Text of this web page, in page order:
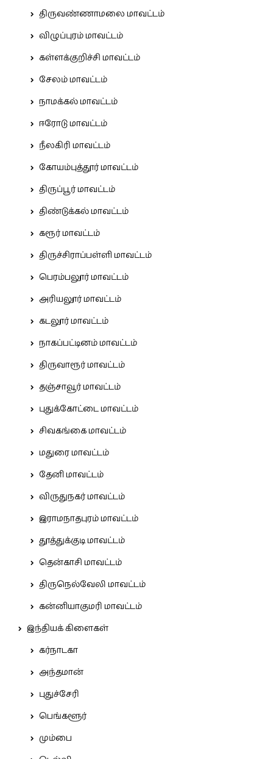
திருவண்ணாமலை மாவட்டம்
விழுப்புரம் மாவட்டம்
கள்ளக்குறிச்சி மாவட்டம்
சேலம் மாவட்டம்
நாமக்கல் மாவட்டம்
ஈரோடு மாவட்டம்
நீலகிரி மாவட்டம்
கோயம்புத்தூர் மாவட்டம்
திருப்பூர் மாவட்டம்
திண்டுக்கல் மாவட்டம்
கரூர் மாவட்டம்
திருச்சிராப்பள்ளி மாவட்டம்
பெரம்பலூர் மாவட்டம்
அரியலூர் மாவட்டம்
கடலூர் மாவட்டம்
நாகப்பட்டினம் மாவட்டம்
திருவாரூர் மாவட்டம்
தஞ்சாவூர் மாவட்டம்
புதுக்கோட்டை மாவட்டம்
சிவகங்கை மாவட்டம்
மதுரை மாவட்டம்
தேனி மாவட்டம்
விருதுநகர் மாவட்டம்
இராமநாதபுரம் மாவட்டம்
தூத்துக்குடி மாவட்டம்
தென்காசி மாவட்டம்
திருநெல்வேலி மாவட்டம்
கன்னியாகுமரி மாவட்டம்
இந்தியக் கிளைகள்
கர்நாடகா
அந்தமான்
புதுச்சேரி
பெங்களூர்
மும்பை